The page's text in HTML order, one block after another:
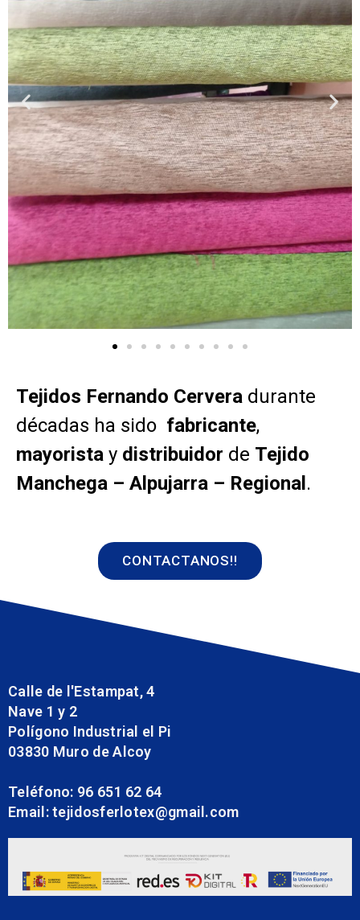
Tejidos Fernando Cervera durante
décadas ha sido fabricante,
mayorista y distribuidor de Tejido
Manchega – Alpujarra – Regional .
CONTACTANOS!!
Calle de l'Estampat, 4
Nave 1 y 2
Polígono Industrial el Pi
03830 Muro de Alcoy
Teléfono: 96 651 62 64
Email: tejidosferlotex@gmail.com